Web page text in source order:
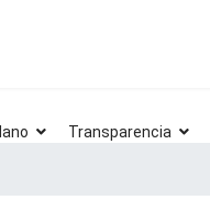
Transparencia